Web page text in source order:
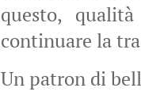
questo,
continuare la
Un patron di